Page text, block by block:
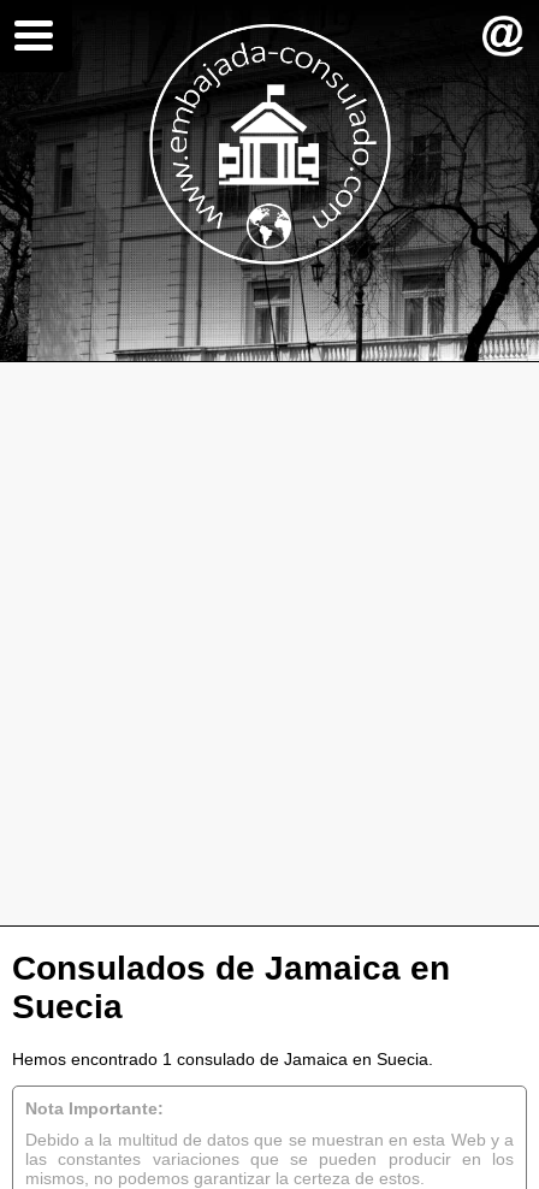
Consulados de Jamaica en
Suecia
Hemos encontrado 1 consulado de Jamaica en Suecia.
Nota Importante:
Debido a la multitud de datos que se muestran en esta Web y a
las constantes variaciones que se pueden producir en los
mismos, no podemos garantizar la certeza de estos.